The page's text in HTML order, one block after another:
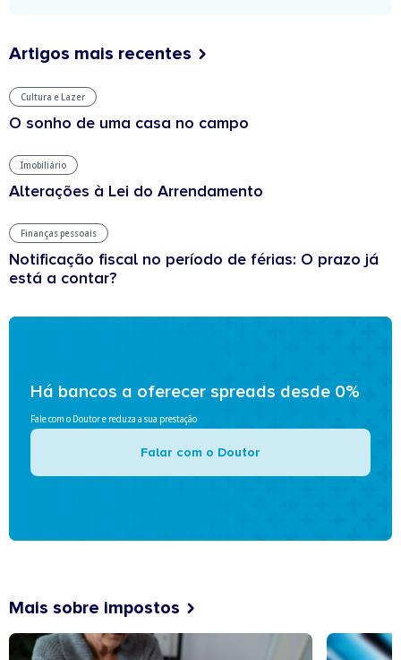
Artigos mais recentes
Cultura e Lazer
O sonho de uma casa no campo
Imobiliário
Alterações à Lei do Arrendamento
Finanças pessoais
Notificação fiscal no período de férias: O prazo já
está a contar?
Há bancos a oferecer spreads desde 0%
Fale com o Doutor e reduza a sua prestação
Falar com o Doutor
Mais sobre impostos